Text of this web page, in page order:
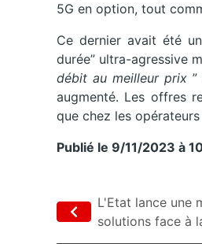
5G en option, tout
Ce dernier avait été
durée” ultra-agressive
débit au meilleur prix
augmenté. Les offres
que chez les
Publié le 9/11/2023 à
L'Etat lance une
solutions face à